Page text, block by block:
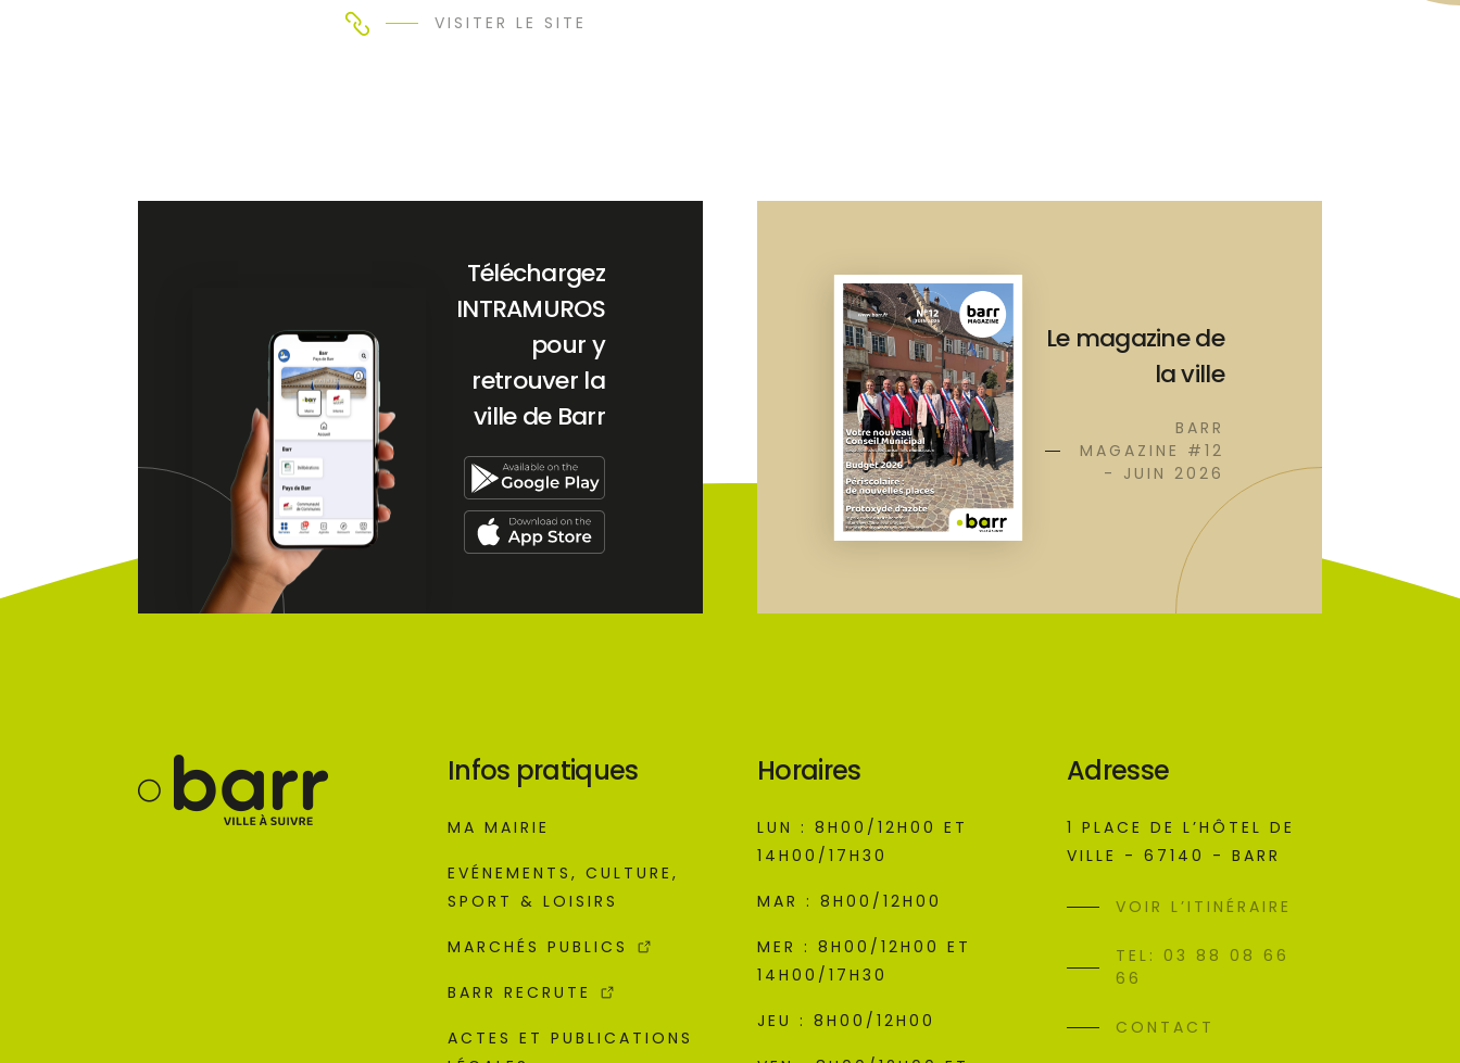
VISITER LE SITE
Téléchargez
INTRAMUROS
pour y
retrouver la
ville de Barr
Le magazine de
la ville
BARR
MAGAZINE #12
- JUIN 2026
Infos pratiques
MA MAIRIE
EVÉNEMENTS, CULTURE,
SPORT & LOISIRS
MARCHÉS PUBLICS
BARR RECRUTE
ACTES ET PUBLICATIONS
Horaires
LUN : 8H00/12H00 ET
14H00/17H30
MAR : 8H00/12H00
MER : 8H00/12H00 ET
14H00/17H30
JEU : 8H00/12H00
Adresse
1 PLACE DE L’HÔTEL DE
VILLE - 67140 - BARR
VOIR L’ITINÉRAIRE
TEL: 03 88 08 66
66
CONTACT